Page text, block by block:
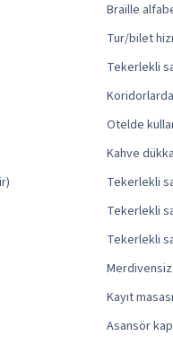
Braille
Tur/bilet
Tekerlekli
Otelde
Kahve
Tekerlekli
Tekerlekli
Tekerlekli
Kayıt
Asansör